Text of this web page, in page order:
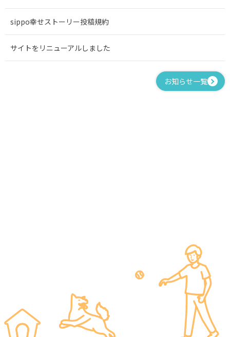
sippo幸せストーリー投稿規約
サイトをリニューアルしました
お知らせ一覧